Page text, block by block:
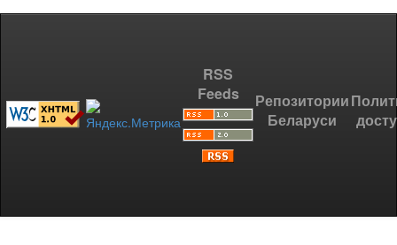
RSS
Feeds
Репозитории
Беларуси